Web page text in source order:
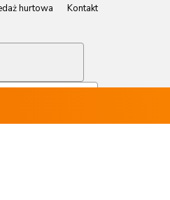
hurtowa
Kontakt